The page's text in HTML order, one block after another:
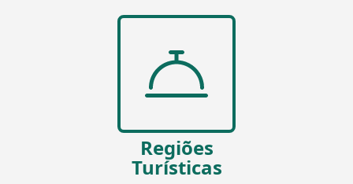
Regiões
Turísticas